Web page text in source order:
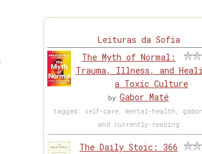
Leituras da Sofia
The Myth of Normal:
Trauma, Illness, and
a Toxic Culture
byGabor Maté
tagged: self-care, mental-health,
and currently-reading
The Daily Stoic: 366